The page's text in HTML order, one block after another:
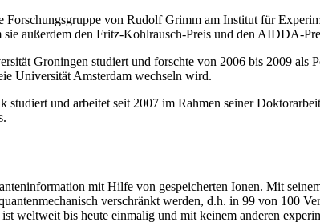
Forschungsgruppe von Rudolf Grimm am Institut für
außerdem den Fritz-Kohlrausch-Preis und den AIDDA-
Groningen studiert und forschte von 2006 bis 2009
Universität Amsterdam wechseln wird.
und arbeitet seit 2007 im Rahmen seiner
mit Hilfe von gespeicherten Ionen. Mit
verschränkt werden, d.h. in 99 von 100
weltweit bis heute einmalig und mit keinem anderen